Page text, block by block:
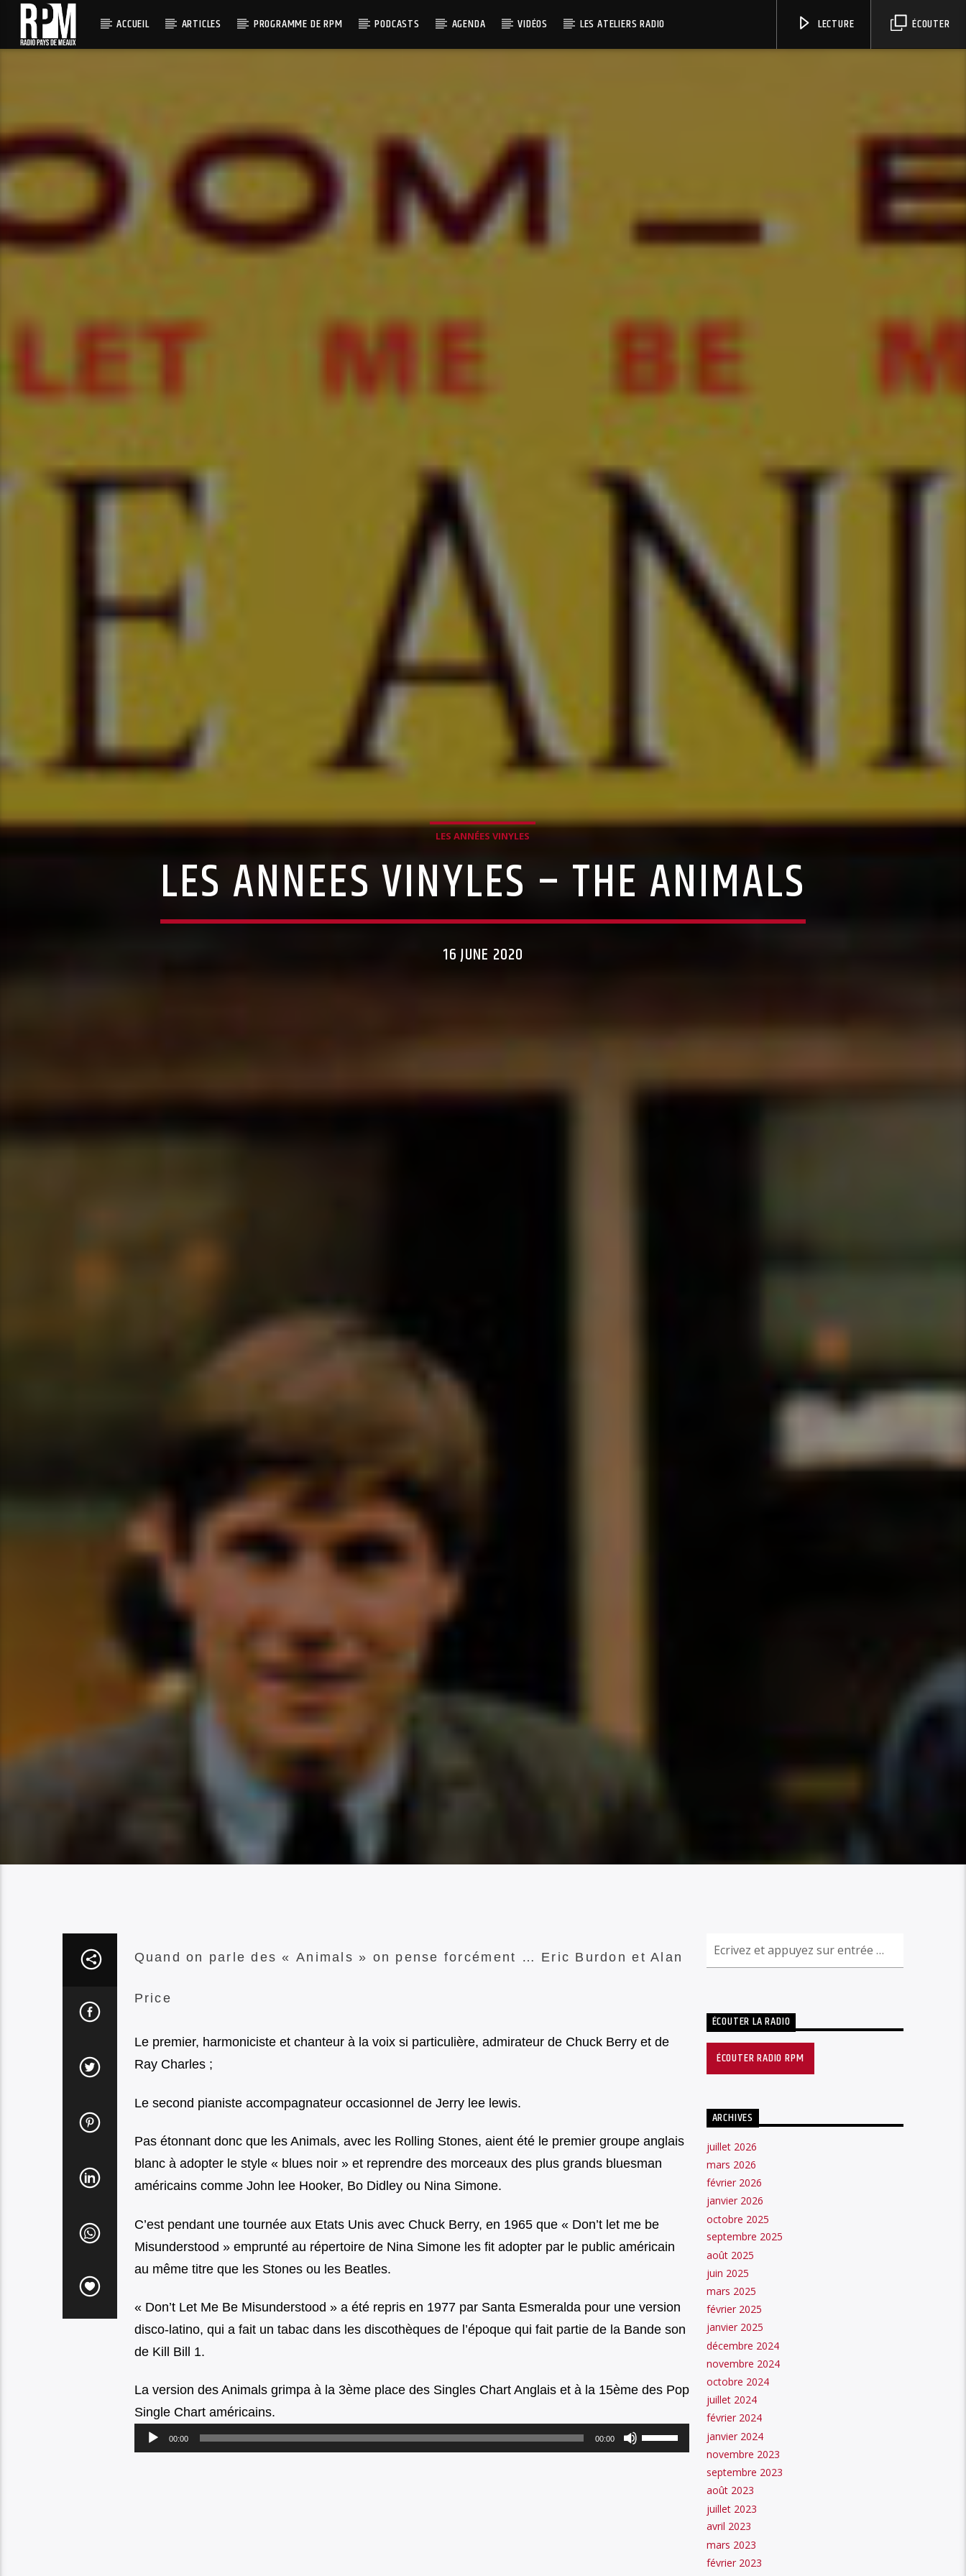
ACCUEIL ARTICLES PROGRAMME DE RPM PODCASTS AGENDA VIDÉOS LES ATELIERS RADIO ÉCOUTER
LECTURE
LES ANNÉES VINYLES
LES ANNEES VINYLES – THE ANIMALS
16 JUNE 2020
Quand on parle des « Animals » on pense forcément … Eric Burdon et Alan
Price
Le premier, harmoniciste et chanteur à la voix si particulière, admirateur de Chuck Berry et de
Ray Charles ;
Le second pianiste accompagnateur occasionnel de Jerry lee lewis.
Pas étonnant donc que les Animals, avec les Rolling Stones, aient été le premier groupe anglais
blanc à adopter le style « blues noir » et reprendre des morceaux des plus grands bluesman
américains comme John lee Hooker, Bo Didley ou Nina Simone.
C’est pendant une tournée aux Etats Unis avec Chuck Berry, en 1965 que « Don’t let me be
Misunderstood » emprunté au répertoire de Nina Simone les fit adopter par le public américain
au même titre que les Stones ou les Beatles.
« Don’t Let Me Be Misunderstood » a été repris en 1977 par Santa Esmeralda pour une version
disco-latino, qui a fait un tabac dans les discothèques de l’époque qui fait partie de la Bande son
de Kill Bill 1.
La version des Animals grimpa à la 3ème place des Singles Chart Anglais et à la 15ème des Pop
Single Chart américains.
Lecteur
audio
00:00 00:00
Utilisez
les
ÉCOUTER LA RADIO
ÉCOUTER RADIO RPM
ARCHIVES
juillet 2026
mars 2026
février 2026
janvier 2026
octobre 2025
septembre 2025
août 2025
juin 2025
mars 2025
février 2025
janvier 2025
décembre 2024
novembre 2024
octobre 2024
juillet 2024
février 2024
janvier 2024
novembre 2023
septembre 2023
août 2023
juillet 2023
avril 2023
mars 2023
février 2023